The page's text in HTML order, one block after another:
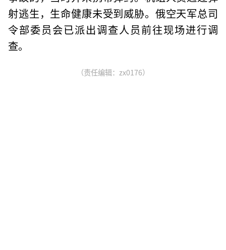
射逃生，生命健康未受到威胁。俄空天军总司
令部委员会已派出调查人员前往现场进行调
查。
（责任编辑：zx0176）